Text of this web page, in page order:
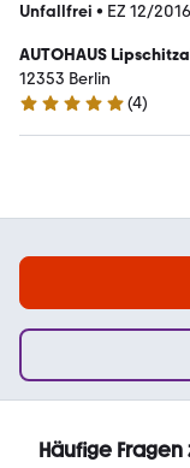
Unfallfrei • EZ 12/2016
AUTOHAUS
12353 Berlin
5 Sterne
(4)
Häufige